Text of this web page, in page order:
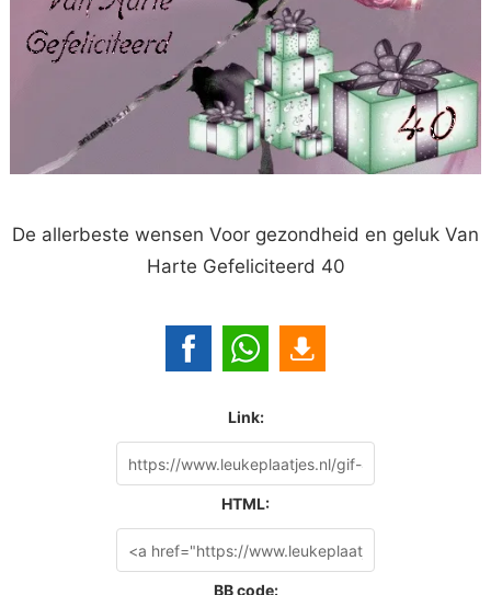
De allerbeste wensen Voor gezondheid en geluk Van
Harte Gefeliciteerd 40
Link:
HTML:
BB code: